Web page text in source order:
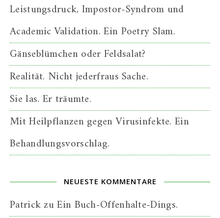
Leistungsdruck, Impostor-Syndrom und
Academic Validation. Ein Poetry Slam.
Gänseblümchen oder Feldsalat?
Realität. Nicht jederfraus Sache.
Sie las. Er träumte.
Mit Heilpflanzen gegen Virusinfekte. Ein
Behandlungsvorschlag.
NEUESTE KOMMENTARE
PatrickzuEin Buch-Offenhalte-Dings.